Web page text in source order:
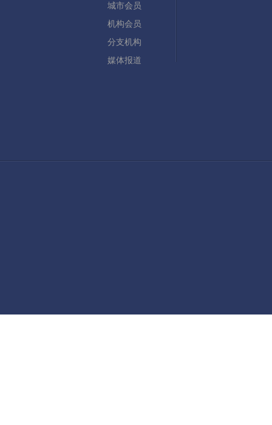
城市会员
机构会员
分支机构
媒体报道